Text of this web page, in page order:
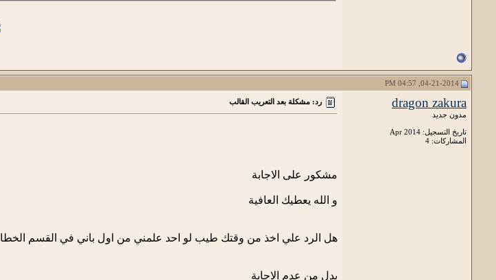
dragon zakura
مدون جديد
تاريخ التسجيل: Apr 2014
المشاركات: 4
رد: مشكلة بعد التعريب القالب
مشكور على الاجابة
و الله يعطيك العافية
هل الرد علي اخذ من وقتك طيب لو احد علمني من اول باني في القسم الخطا
بدل من عدم الاجابة